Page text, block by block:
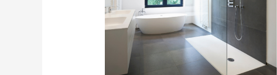
sólidas?
Todo